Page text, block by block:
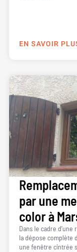
EN SAVOIR
par une
color à
Dans le cadre
la dépose complète
une fenêtre cintrée